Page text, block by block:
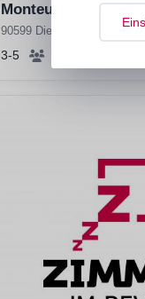
Monteurzimmer in
90599 Dietenhofen
3-5